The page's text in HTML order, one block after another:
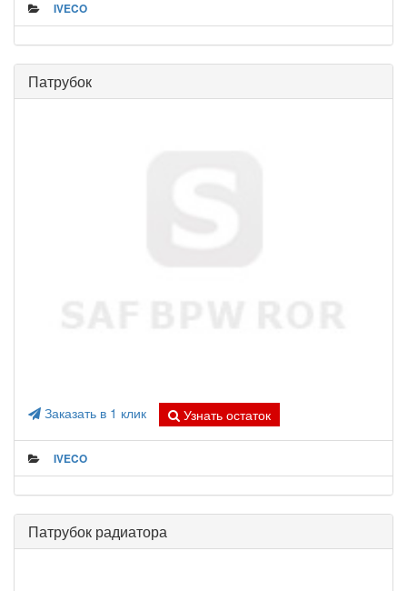
IVECO
Патрубок
Заказать в 1 клик Узнать остаток
IVECO
Патрубок радиатора